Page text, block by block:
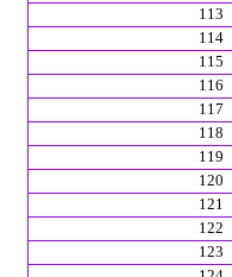
113
114
115
116
117
118
119
120
121
122
123